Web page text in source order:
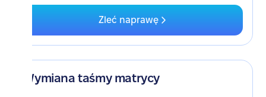
Zleć naprawę
Wymiana taśmy matrycy